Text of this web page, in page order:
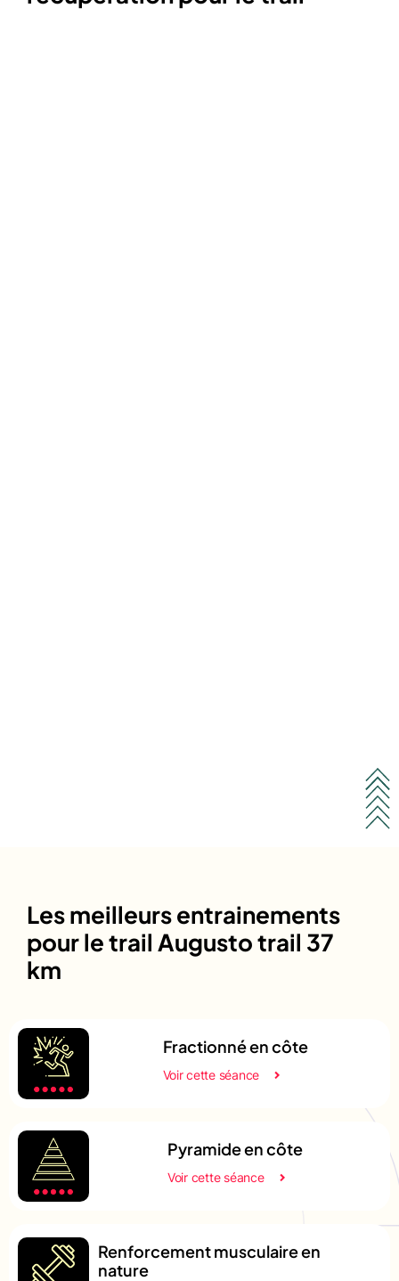
Les meilleurs entrainements
pour le trail Augusto trail 37
km
Fractionné en côte
Voir cette séance
Pyramide en côte
Voir cette séance
Renforcement musculaire en
nature